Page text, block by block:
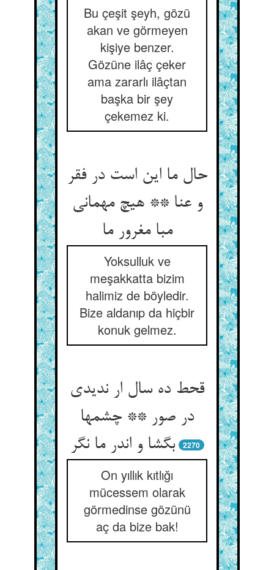
Bu çeşit şeyh, gözü
akan ve görmeyen
kişiye benzer.
Gözüne ilâç çeker
ama zararlı ilâçtan
başka bir şey
çekemez ki.
حال ما این است در فقر
و عنا ** هیچ مهمانی
مبا مغرور ما
Yoksulluk ve
meşakkatta bizim
halimiz de böyledir.
Bize aldanıp da hiçbir
konuk gelmez.
قحط ده سال ار ندیدی
در صور ** چشمها
بگشا و اندر ما نگر
2270
On yıllık kıtlığı
mücessem olarak
görmedinse gözünü
aç da bize bak!